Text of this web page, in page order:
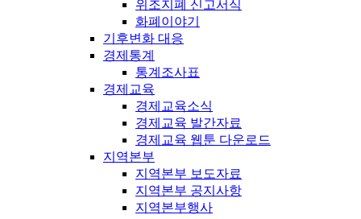
위조지폐 신고서식
화폐이야기
기후변화 대응
경제통계
통계조사표
경제교육
경제교육소식
경제교육 발간자료
경제교육 웹툰 다운로드
지역본부
지역본부 보도자료
지역본부 공지사항
지역본부행사